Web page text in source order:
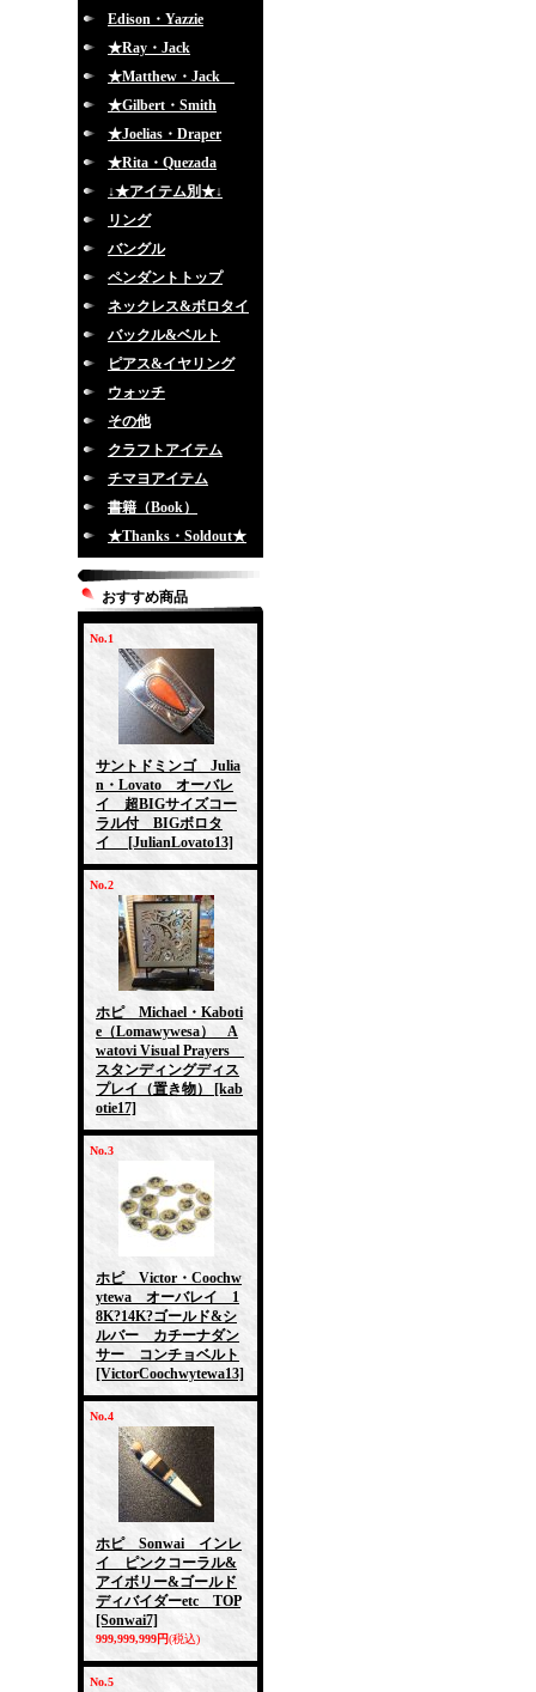
Edison・Yazzie
★Ray・Jack
★Matthew・Jack
★Gilbert・Smith
★Joelias・Draper
★Rita・Quezada
↓★アイテム別★↓
リング
バングル
ペンダントトップ
ネックレス&ボロタイ
バックル&ベルト
ピアス&イヤリング
ウォッチ
その他
クラフトアイテム
チマヨアイテム
書籍（Book）
★Thanks・Soldout★
おすすめ商品
No.1
サントドミンゴ Julia
n・Lovato オーバレ
イ 超BIGサイズコー
ラル付 BIGボロタ
イ
[JulianLovato13]
No.2
ホピ Michael・Kaboti
e（Lomawywesa） A
watovi Visual Prayers
スタンディングディス
プレイ（置き物）
[kab
otie17]
No.3
ホピ Victor・Coochw
ytewa オーバレイ 1
8K?14K?ゴールド&シ
ルバー カチーナダン
サー コンチョベルト
[VictorCoochwytewa13]
No.4
ホピ Sonwai インレ
イ ピンクコーラル&
アイボリー&ゴールド
ディバイダーetc TOP
[Sonwai7]
999,999,999円(税込)
No.5